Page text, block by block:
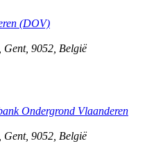
(DOV)
Gent, 9052 België
Ondergrond Vlaanderen
Gent, 9052 België